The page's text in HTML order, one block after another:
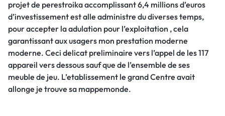
projet de perestroika accomplissant 6,4 millions d’euros
d’investissement est alle administre du diverses temps,
pour accepter la adulation pour l’exploitation , cela
garantissant aux usagers mon prestation moderne
moderne. Ceci delicat preliminaire vers l’appel de les 117
appareil vers dessous sauf que de l’ensemble de ses
meuble de jeu. L’etablissement le grand Centre avait
allonge je trouve sa mappemonde.